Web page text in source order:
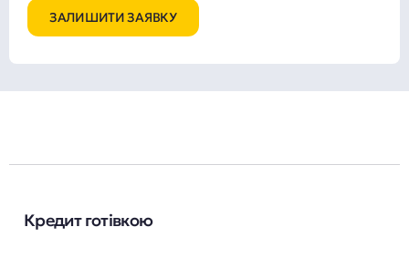
ЗАЛИШИТИ ЗАЯВКУ
Кредит готівкою